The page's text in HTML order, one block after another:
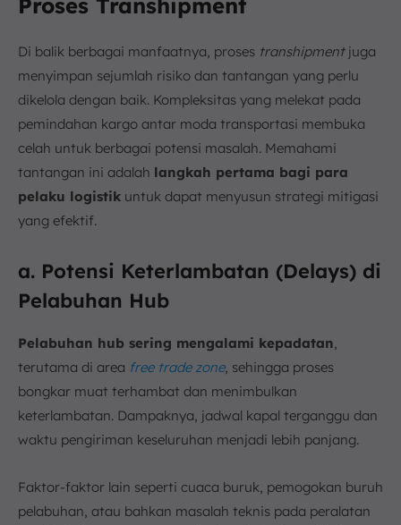
Di balik berbagai manfaatnya, proses transhipmentjuga
menyimpan sejumlah risiko dan tantangan yang perlu
dikelola dengan baik. Kompleksitas yang melekat pada
pemindahan kargo antar moda transportasi membuka
celah untuk berbagai potensi masalah. Memahami
tantangan ini adalah langkah pertama bagi para
pelaku logistik untuk dapat menyusun strategi mitigasi
yang efektif.
a. Potensi Keterlambatan (Delays) di
Pelabuhan Hub
Pelabuhan hub sering mengalami kepadatan
terutama di area free trade zone, sehingga proses
bongkar muat terhambat dan menimbulkan
keterlambatan. Dampaknya, jadwal kapal terganggu dan
waktu pengiriman keseluruhan menjadi lebih panjang.
Faktor-faktor lain seperti cuaca buruk, pemogokan buruh
pelabuhan, atau bahkan masalah teknis pada peralatan